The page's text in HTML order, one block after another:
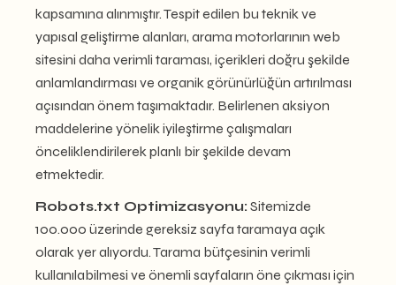
kapsamına alınmıştır. Tespit edilen bu teknik ve
yapısal geliştirme alanları, arama motorlarının web
sitesini daha verimli taraması, içerikleri doğru şekilde
anlamlandırması ve organik görünürlüğün artırılması
açısından önem taşımaktadır. Belirlenen aksiyon
maddelerine yönelik iyileştirme çalışmaları
önceliklendirilerek planlı bir şekilde devam
etmektedir.
Robots.txt Optimizasyonu: Sitemizde
100.000 üzerinde gereksiz sayfa taramaya açık
olarak yer alıyordu. Tarama bütçesinin verimli
kullanılabilmesi ve önemli sayfaların öne çıkması için